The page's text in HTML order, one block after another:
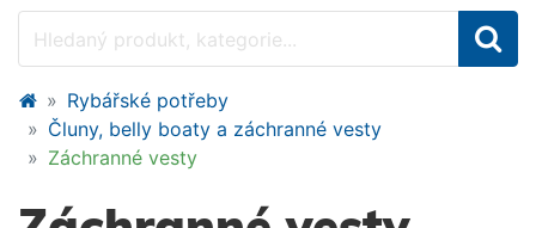
Rybářské potřeby
Čluny, belly boaty a záchranné vesty
Záchranné vesty